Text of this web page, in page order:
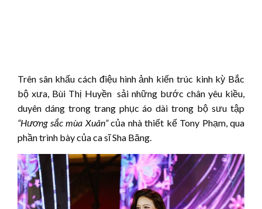
Trên sân khấu cách điệu hình ảnh kiến trúc kinh kỳ Bắc
bộ xưa, Bùi Thị Huyền sải những bước chân yêu kiều,
duyên dáng trong trang phục áo dài trong bộ sưu tập
“Hương sắc mùa Xuân”của nhà thiết kế Tony Phạm, qua
phần trình bày của ca sĩ Sha Băng.